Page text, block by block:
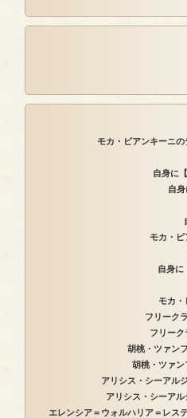
モカ・ビアンキーニの
自身に
自
モカ・ビ
自身に
モカ・
フリーク
フリーク
胡桃・ツァン
胡桃・ツァン
アリシス・シーアル
アリシス・シーアル
エレンシア＝ウォルハリア＝レス